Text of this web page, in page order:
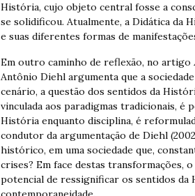
História, cujo objeto central fosse a
se solidificou. Atualmente, a Didática da
e suas diferentes formas de
Em outro caminho de reflexão, no artigo
Antônio Diehl argumenta que a
cenário, a questão dos sentidos da
vinculada aos paradigmas tradicionais, é
História enquanto disciplina, é
condutor da argumentação de Diehl
histórico, em uma sociedade que,
crises? Em face destas transformações,
potencial de ressignificar os sentidos da